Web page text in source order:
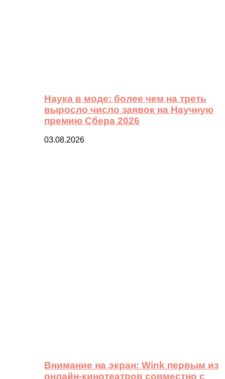
Наука в моде: более чем на треть
выросло число заявок на Научную
премию Сбера 2026
03.08.2026
Внимание на экран: Wink первым из
онлайн-кинотеатров совместно с